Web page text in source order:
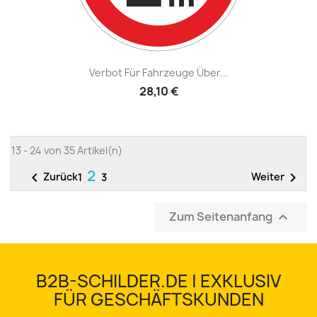
Verbot Für Fahrzeuge Über...
28,10 €
13 - 24 von 35 Artikel(n)
 Zurück1 2 3 Weiter 
Zum Seitenanfang 
B2B-SCHILDER.DE | EXKLUSIV
FÜR GESCHÄFTSKUNDEN